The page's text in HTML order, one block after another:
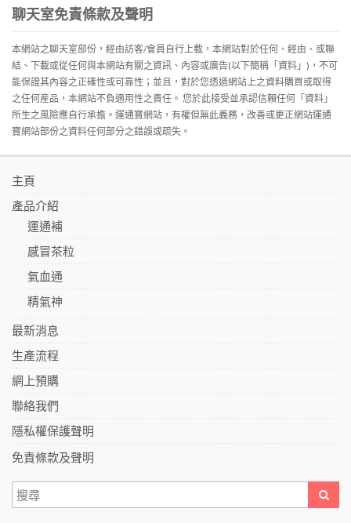
聊天室免責條款及聲明
本網站之聊天室部份，經由訪客/會員自行上載，本網站對於任何、經由、或聯
結、下載或從任何與本網站有關之資訊、內容或廣告(以下簡稱「資料」)，不可
能保證其內容之正確性或可靠性；並且，對於您透過網站上之資料購買或取得
之任何産品，本網站不負適用性之責任。 您於此接受並承認信賴任何「資料」
所生之風險應自行承擔。運通寶網站，有權但無此義務，改善或更正網站運通
寶網站部份之資料任何部分之錯誤或疏失。
主頁
產品介紹
運通補
感冒茶粒
氣血通
精氣神
最新消息
生產流程
網上預購
聯絡我們
隱私權保護聲明
免責條款及聲明